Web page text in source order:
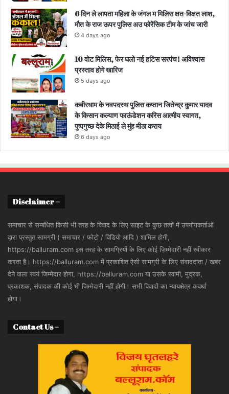
6 दिन ले लापता महिला के जंगल म मिलिस क्षत-विक्षत लाश,
मौत के राज ऊपर पुलिस अउ फोरेंसिक टीम के जांच जारी
4 days ago
10 वोट मिलिस, फेर घलो नई हटिस सरपंच! अविश्वास
प्रस्ताव होगे खारिज
5 days ago
कबीरधाम के नवपदस्थ पुलिस कप्तान जितेन्द्र कुमार यादव
के किसान कल्याण फाऊंडेशन करिस आत्मीय स्वागत,
पुष्पगुच्छ देके मिठाई ले मुंह मीठा कराय
6 days ago
Disclaimer –
समाचार से सम्बंधित किसी भी तरह के विवाद के लिए साइट के कुछ तत्वों में उपयोगकर्ताओं
द्वारा प्रस्तुत सामग्री ( समाचार / फोटो / विडियो आदि ) शामिल होगी,
https://balluram.com इस तरह के सामग्रियों के लिए कोई ज़िम्मेदारी नहीं स्वीकार
करता है। https://balluram.com में प्रकाशित ऐसी सामग्री के लिए संवाददाता / खबर
देने वाला स्वयं जिम्मेदार होगा, https://balluram.com या उसके स्वामी, मुद्रक,
प्रकाशक, संपादक की कोई भी जिम्मेदारी नहीं होगी। सभी विवादों का न्यायक्षेत्र कवर्धा
होगा।
Contact Us –